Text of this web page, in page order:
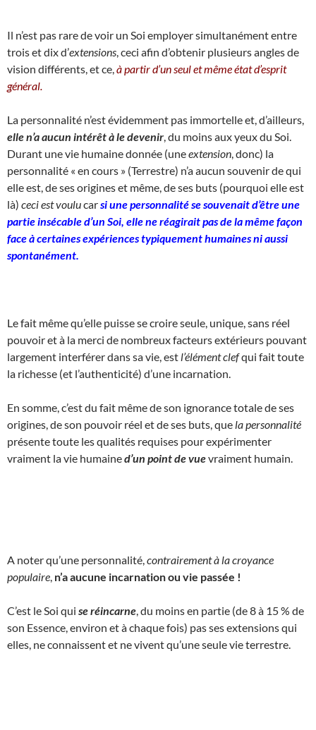
Il n’est pas rare de voir un Soi employer simultanément entre
trois et dix d’extensions , ceci afin d’obtenir plusieurs angles de
vision différents, et ce, à partir d’un seul et même état d’esprit
général.
La personnalité n’est évidemment pas immortelle et, d’ailleurs,
elle n’a aucun intérêt à le devenir , du moins aux yeux du Soi.
Durant une vie humaine donnée (uneextension , donc) la
personnalité « en cours » (Terrestre) n’a aucun souvenir de qui
elle est, de ses origines et même, de ses buts (pourquoi elle est
là) ceci est voulucarsi une personnalité se souvenait d’être une
partie insécable d’un Soi, elle ne réagirait pas de la même façon
face à certaines expériences typiquement humaines ni aussi
spontanément.
Le fait même qu’elle puisse se croire seule, unique, sans réel
pouvoir et à la merci de nombreux facteurs extérieurs pouvant
largement interférer dans sa vie, est l’élément clefqui fait toute
la richesse (et l’authenticité) d’une incarnation.
En somme, c’est du fait même de son ignorance totale de ses
origines, de son pouvoir réel et de ses buts, que la personnalité
présente toute les qualités requises pour expérimenter
vraiment la vie humained’un point de vuevraiment humain.
A noter qu’une personnalité, contrairement à la croyance
populaire n’a aucune incarnation ou vie passée !
C’est le Soi qui se réincarne , du moins en partie (de 8 à 15 % de
son Essence, environ et à chaque fois) pas ses extensions qui
elles, ne connaissent et ne vivent qu’une seule vie terrestre.